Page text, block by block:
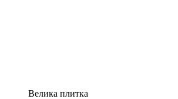
Велика плитка